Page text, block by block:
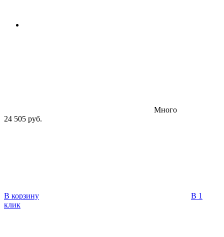
Много
24 505 руб.
В корзину
В 1
клик